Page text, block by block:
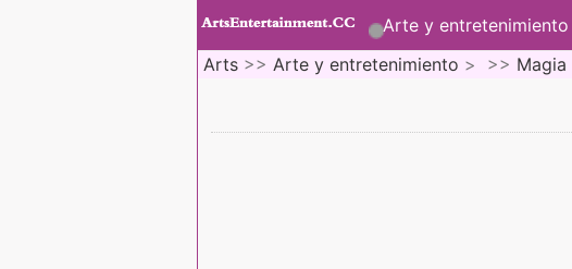
Arte y entretenimiento
Arts >> Arte y entretenimiento > >> Magia